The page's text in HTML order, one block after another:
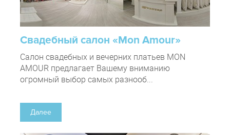
Свадебный салон «Mon Amour»
Салон свадебных и вечерних платьев MON
AMOUR предлагает Вашему вниманию
огромный выбор самых разнооб...
Далее